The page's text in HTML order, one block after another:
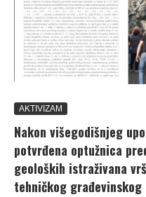
AKTIVIZAM
Nakon višegodišnjeg
potvrđena optužnica
geoloških istraživana
tehničkog građevinskog